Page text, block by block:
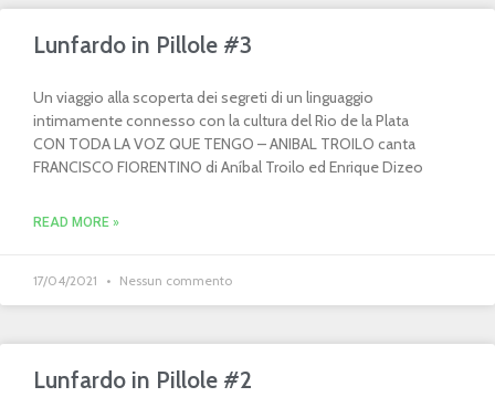
Lunfardo in Pillole #3
Un viaggio alla scoperta dei segreti di un linguaggio
intimamente connesso con la cultura del Rio de la Plata
CON TODA LA VOZ QUE TENGO – ANIBAL TROILO canta
FRANCISCO FIORENTINO di Aníbal Troilo ed Enrique Dizeo
READ MORE »
17/04/2021 Nessun commento
Lunfardo in Pillole #2